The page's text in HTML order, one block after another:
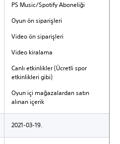
PS Music/Spotify Aboneliği
Oyun ön siparişleri
Video ön siparişleri
Video kiralama
Canlı etkinlikler (Ücretli spor
etkinlikleri gibi)
Oyun içi mağazalardan satın
alınan içerik
2021-03-19.